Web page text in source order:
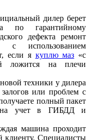
дилер берет
по гарантийному
дефекта ремонт
с использованием
если я куплю маз «с
ложится на плечи
техники у дилера
или проблем с
полный пакет
на учет в ГИБДД и
машина проходит
клиенту. Специалисты